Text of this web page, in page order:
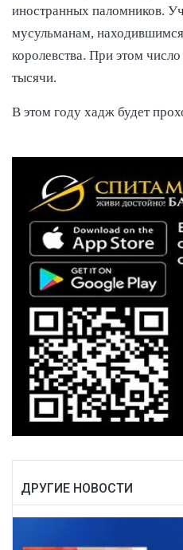
иностранных паломников.
мусульманам,
королевства. При этом
тысячи.
В этом году хадж будет
ДРУГИЕ НОВОСТИ